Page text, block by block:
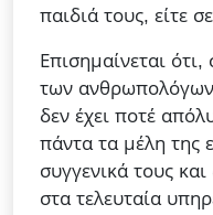
παιδιά τους, είτε
Επισημαίνεται
των
δεν έχει ποτέ
πάντα τα μέλη της
συγγενικά τους
στα τελευταία